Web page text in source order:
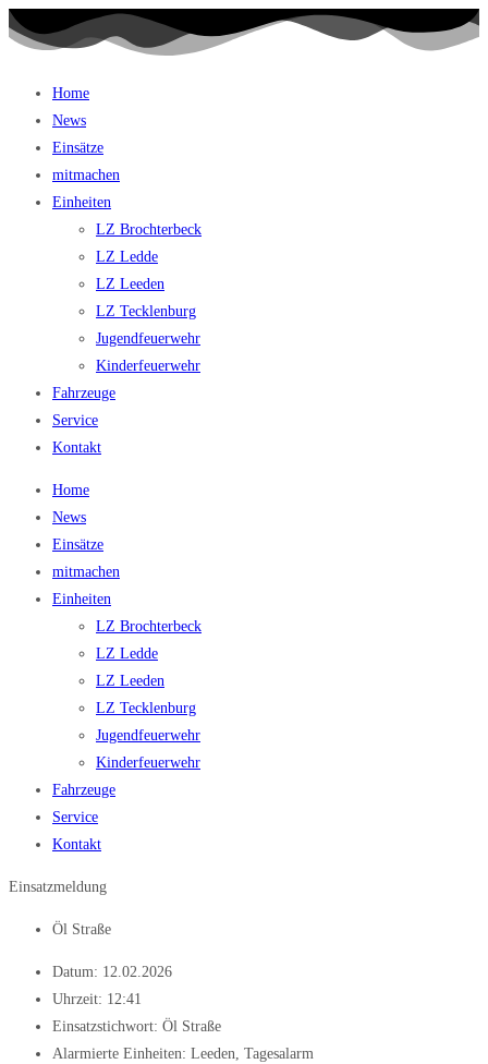
Home
News
Einsätze
mitmachen
Einheiten
LZ Brochterbeck
LZ Ledde
LZ Leeden
LZ Tecklenburg
Jugendfeuerwehr
Kinderfeuerwehr
Fahrzeuge
Service
Kontakt
Home
News
Einsätze
mitmachen
Einheiten
LZ Brochterbeck
LZ Ledde
LZ Leeden
LZ Tecklenburg
Jugendfeuerwehr
Kinderfeuerwehr
Fahrzeuge
Service
Kontakt
Einsatzmeldung
Öl Straße
Datum: 12.02.2026
Uhrzeit: 12:41
Einsatzstichwort: Öl Straße
Alarmierte Einheiten: Leeden, Tagesalarm